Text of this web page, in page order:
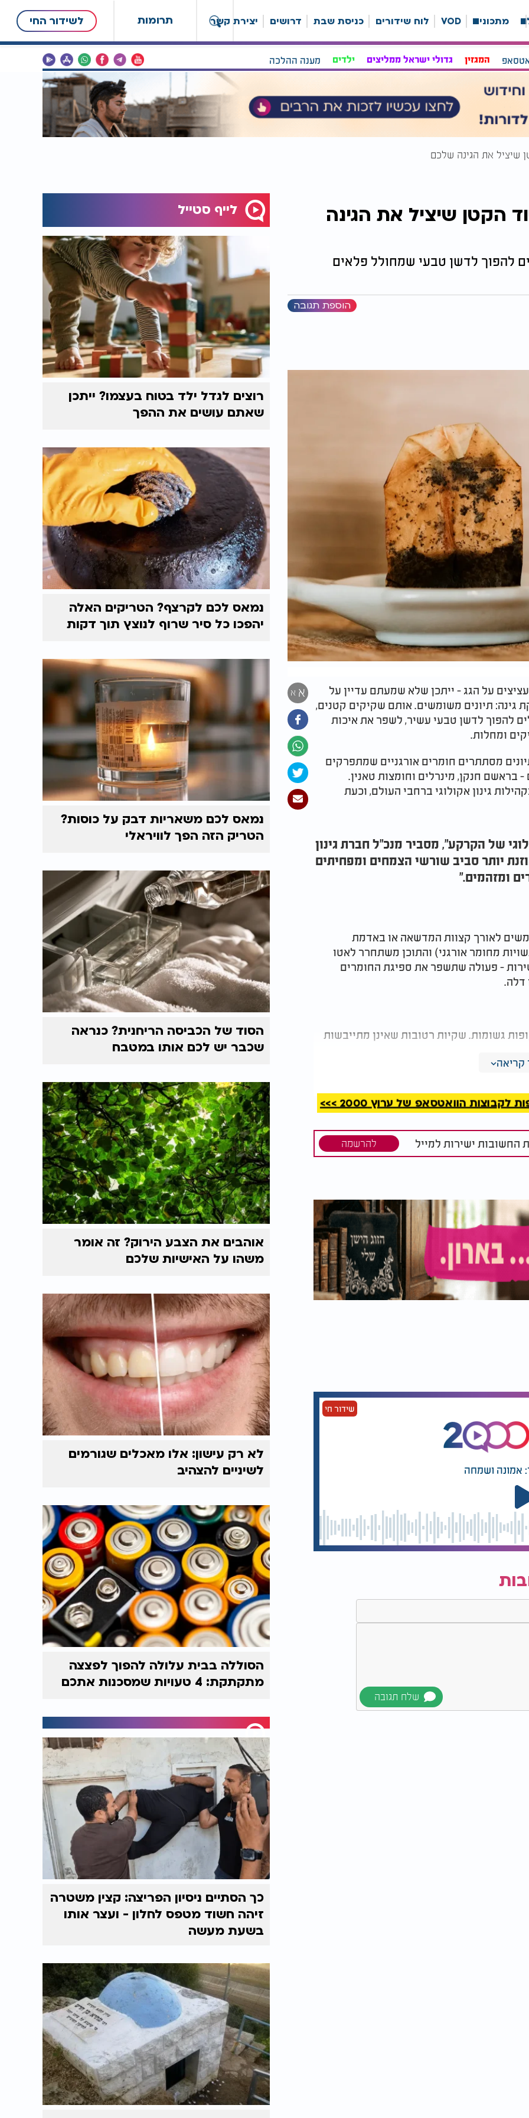
תרומות לשידור החי מתכונים VOD לוח שידורים כניסת שבת דרושים יצירת קשר
המגזין גדולי ישראל ממליצים ילדים מענה ההלכה
שיציל את הגינה שלכם
הקטן שיציל את הגינה
להפוך לדשן טבעי שמחולל פלאים
הוספת תגובה
א א
על הגג - ייתכן שלא שמעתם עדיין על
גינה: תיונים משומשים. אותם שקיקים קטנים,
להפוך לדשן טבעי עשיר, לשפר את איכות
ומחלות.
מסתתרים חומרים אורגניים שמתפרקים
בראשם חנקן, מינרלים וחומצות טאנין.
גינון אקולוגי ברחבי העולם, וכעת
של הקרקע", מסביר מנכ"ל חברת גינון
יותר סביב שורשי הצמחים ומפחיתים
ומזהמים."
לאורך קצוות המדשאה או באדמת
מחומר אורגני) והתוכן משתחרר לאטו
- פעולה שתשפר את ספיגת החומרים
דלה.
גשומות. שקיות רטובות שאינן מתייבשות
לתחזוקת קרקע בריאה.
נהדרת לערימת הפסולת האורגנית. הם
מועילה, ושומרים על רמת לחות מאוזנת
גזם וחומרי מטבח כמו קליפות ירקות -
יבש וקשה כמו בישראל.
מחזורי", מסכמת יועצת לגינון בר-קיימא.
אחריות על הסביבה וגם ליהנות
שלכם תגיד תודה.
הוואטסאפ של ערוץ 2000 >>>
החשובות ישירות למייל להרשמה
שידור חי
אמונה ושמחה
לייף סטייל
רוצים לגדל ילד בטוח בעצמו? ייתכן
שאתם עושים את ההפך
נמאס לכם לקרצף? הטריקים האלה
יהפכו כל סיר שרוף לנוצץ תוך דקות
נמאס לכם משאריות דבק על כוסות?
הטריק הזה הפך לוויראלי
הסוד של הכביסה הריחנית? כנראה
שכבר יש לכם אותו במטבח
אוהבים את הצבע הירוק? זה אומר
משהו על האישיות שלכם
לא רק עישון: אלו מאכלים שגורמים
לשיניים להצהיב
הסוללה בבית עלולה להפוך לפצצה
מתקתקת: 4 טעויות שמסכנות אתכם
כך הסתיים ניסיון הפריצה: קצין משטרה
זיהה חשוד מטפס לחלון - ועצר אותו
בשעת מעשה